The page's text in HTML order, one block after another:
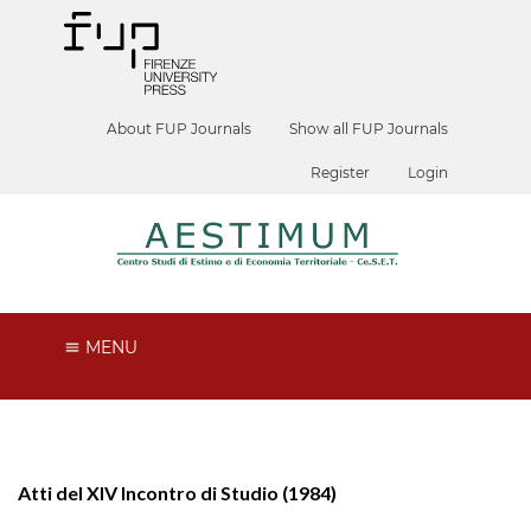
About FUP Journals Show all FUP Journals
Register Login
MENU
Atti del XIV Incontro di Studio (1984)